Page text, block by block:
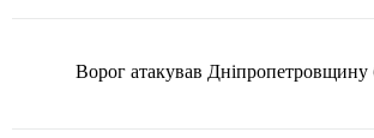
Ворог атакував Дніпропетровщину